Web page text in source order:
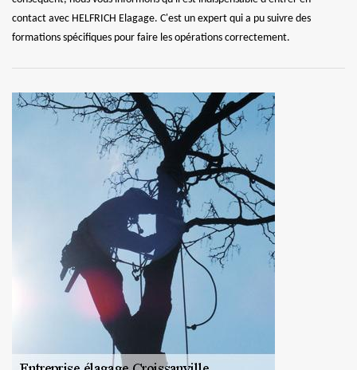
contact avec HELFRICH Elagage. C'est un expert qui a pu suivre des
formations spécifiques pour faire les opérations correctement.